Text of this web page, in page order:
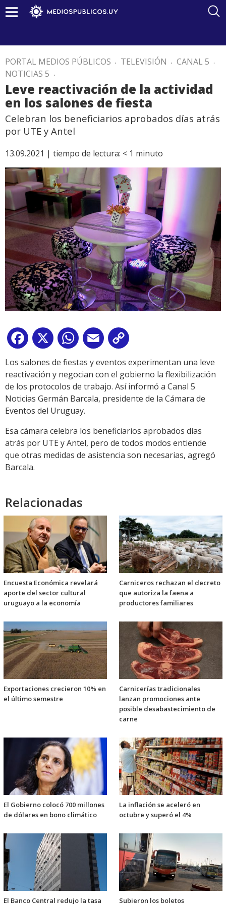
PORTAL MEDIOS PÚBLICOS . TELEVISIÓN . CANAL 5 .
NOTICIAS 5 .
Leve reactivación de la actividad
en los salones de fiesta
Celebran los beneficiarios aprobados días atrás
por UTE y Antel
13.09.2021 | tiempo de lectura: < 1 minuto
Facebook
X WhatsApp
Email
Link
Los salones de fiestas y eventos experimentan una leve
reactivación y negocian con el gobierno la flexibilización
de los protocolos de trabajo. Así informó a Canal 5
Noticias Germán Barcala, presidente de la Cámara de
Eventos del Uruguay.
Esa cámara celebra los beneficiarios aprobados días
atrás por UTE y Antel, pero de todos modos entiende
que otras medidas de asistencia son necesarias, agregó
Barcala.
Relacionadas
Encuesta Económica revelará
aporte del sector cultural
uruguayo a la economía
Carniceros rechazan el decreto
que autoriza la faena a
productores familiares
Exportaciones crecieron 10% en
el último semestre
Carnicerías tradicionales
lanzan promociones ante
posible desabastecimiento de
carne
El Gobierno colocó 700 millones
de dólares en bono climático
La inflación se aceleró en
octubre y superó el 4%
El Banco Central redujo la tasa Subieron los boletos